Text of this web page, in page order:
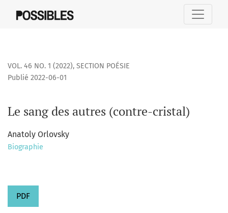
VOL. 46 NO. 1 (2022), SECTION POÉSIE
Le sang des autres (contre-cristal)
Publié 2022-06-01
Anatoly Orlovsky
Biographie
PDF